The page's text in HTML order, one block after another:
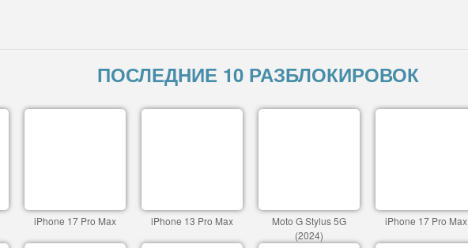
ПОСЛЕДНИЕ 10 РАЗБЛОКИРОВОК
iPhone 17 Pro Max iPhone 13 Pro Max
Moto G Stylus 5G
(2024)
iPhone 17 Pro Max